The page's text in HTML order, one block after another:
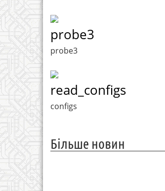
probe3
probe3
read_configs
configs
Більше новин